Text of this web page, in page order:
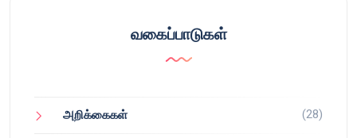
வகைப்பாடுகள்
அறிக்கைகள் (28)